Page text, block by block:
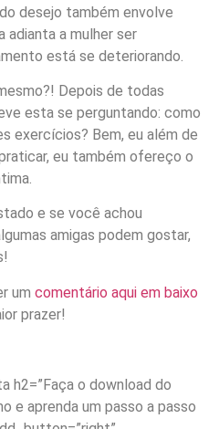
desejo também envolve
adianta a mulher ser
está se deteriorando.
Depois de todas
esta se perguntando: como
exercícios? Bem, eu além de
eu também ofereço o
e se você achou
amigas podem gostar,
um comentário aqui em baixo
prazer!
h2=”Faça o download do
e aprenda um passo a passo